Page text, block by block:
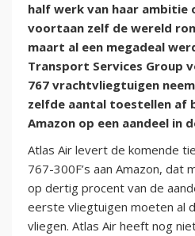
half werk van haar ambitie
voortaan zelf de wereld
maart al een megadeal
Transport Services Group
767 vrachtvliegtuigen
zelfde aantal toestellen af
Amazon op een aandeel in
Atlas Air levert de komende
767-300F’s aan Amazon, dat
op dertig procent van de
eerste vliegtuigen moeten al
vliegen. Atlas Air heeft nog